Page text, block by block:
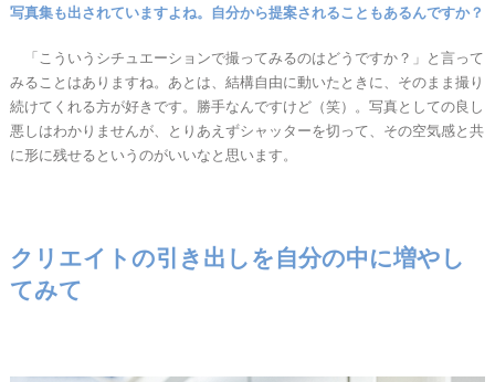
写真集も出されていますよね。自分から提案されることもあるんですか？
「こういうシチュエーションで撮ってみるのはどうですか？」と言って
みることはありますね。あとは、結構自由に動いたときに、そのまま撮り
続けてくれる方が好きです。勝手なんですけど（笑）。写真としての良し
悪しはわかりませんが、とりあえずシャッターを切って、その空気感と共
に形に残せるというのがいいなと思います。
クリエイトの引き出しを自分の中に増やし
てみて